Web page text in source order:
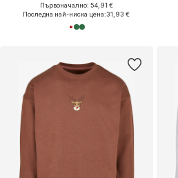
Първоначално: 54,91 €
Последна най-ниска цена:31,93 €